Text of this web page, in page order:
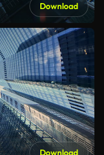
Download
Download